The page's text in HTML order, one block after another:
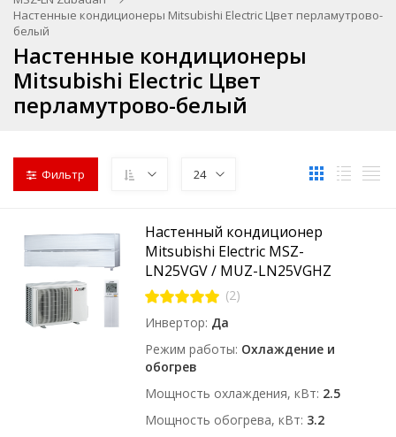
Настенные кондиционеры Mitsubishi Electric Цвет перламутрово-
белый
Настенные кондиционеры
Mitsubishi Electric Цвет
перламутрово-белый
Фильтр 24
Настенный кондиционер
Mitsubishi Electric MSZ-
LN25VGV / MUZ-LN25VGHZ
(2)
Инвертор Да
Режим работы Охлаждение и
обогрев
Мощность охлаждения, кВт 2.5
Мощность обогрева, кВт 3.2